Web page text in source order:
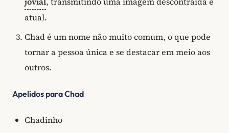
atual.
Chad é um nome não muito comum, o que pode
tornar a pessoa única e se destacar em meio aos
outros.
Apelidos para Chad
Chadinho